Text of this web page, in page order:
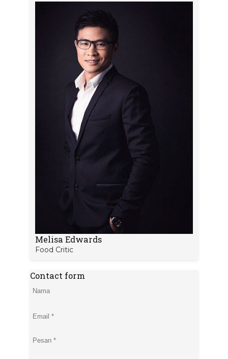
Melisa Edwards
Food Critic
Contact form